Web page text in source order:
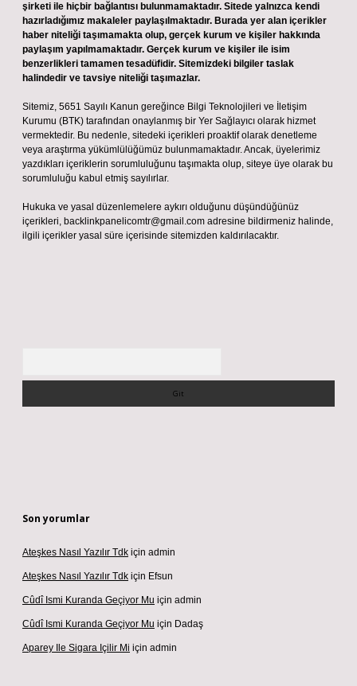
şirketi ile hiçbir bağlantısı bulunmamaktadır. Sitede yalnızca kendi
hazırladığımız makaleler paylaşılmaktadır. Burada yer alan içerikler
haber niteliği taşımamakta olup, gerçek kurum ve kişiler hakkında
paylaşım yapılmamaktadır. Gerçek kurum ve kişiler ile isim
benzerlikleri tamamen tesadüfidir. Sitemizdeki bilgiler taslak
halindedir ve tavsiye niteliği taşımazlar.
Sitemiz, 5651 Sayılı Kanun gereğince Bilgi Teknolojileri ve İletişim
Kurumu (BTK) tarafından onaylanmış bir Yer Sağlayıcı olarak hizmet
vermektedir. Bu nedenle, sitedeki içerikleri proaktif olarak denetleme
veya araştırma yükümlülüğümüz bulunmamaktadır. Ancak, üyelerimiz
yazdıkları içeriklerin sorumluluğunu taşımakta olup, siteye üye olarak bu
sorumluluğu kabul etmiş sayılırlar.
Hukuka ve yasal düzenlemelere aykırı olduğunu düşündüğünüz
içerikleri, backlinkpanelicomtr@gmail.com adresine bildirmeniz halinde,
ilgili içerikler yasal süre içerisinde sitemizden kaldırılacaktır.
Son yorumlar
Ateşkes Nasıl Yazılır Tdk için admin
Ateşkes Nasıl Yazılır Tdk için Efsun
Cûdî Ismi Kuranda Geçiyor Mu için admin
Cûdî Ismi Kuranda Geçiyor Mu için Dadaş
Aparey Ile Sigara Içilir Mi için admin